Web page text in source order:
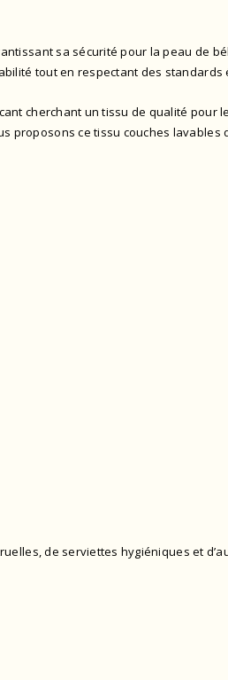
sa sécurité pour la peau de
tout en respectant des standards
cherchant un tissu de qualité pour
proposons ce tissu couches
de serviettes hygiéniques et